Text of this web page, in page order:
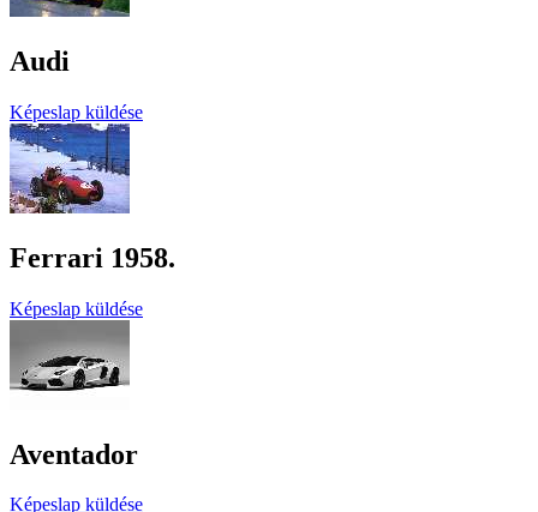
Audi
Képeslap küldése
Ferrari 1958.
Képeslap küldése
Aventador
Képeslap küldése